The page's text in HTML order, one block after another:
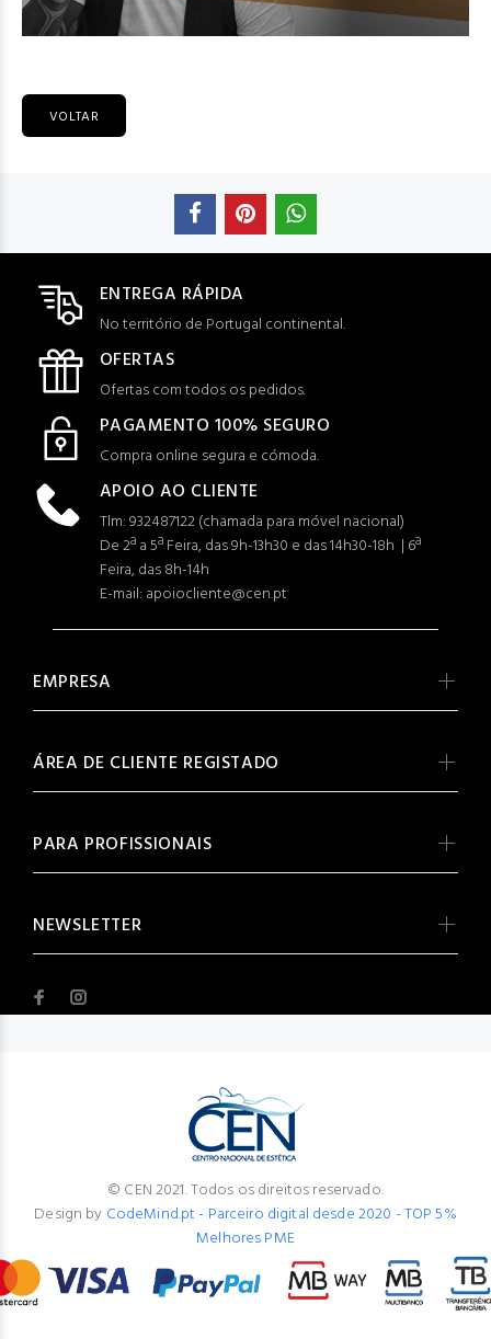
VOLTAR
ENTREGA RÁPIDA
No território de Portugal continental.
OFERTAS
Ofertas com todos os pedidos.
PAGAMENTO 100% SEGURO
Compra online segura e cómoda.
APOIO AO CLIENTE
Tlm: 932487122 (chamada para móvel nacional)
De 2ª a 5ª Feira, das 9h-13h30 e das 14h30-18h | 6ª
Feira, das 8h-14h
E-mail: apoiocliente@cen.pt
EMPRESA
ÁREA DE CLIENTE REGISTADO
PARA PROFISSIONAIS
NEWSLETTER
© CEN 2021. Todos os direitos reservado.
Design by CodeMind.pt - Parceiro digital desde 2020 - TOP 5%
Melhores PME